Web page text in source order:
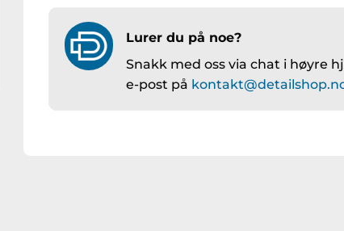
Lurer du på noe?
Snakk med oss via chat i høyre
e-post på